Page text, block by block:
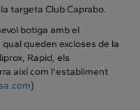
targeta Club Caprabo.
botiga amb el
queden excloses de la
Rapid, els
així com l'establiment
)